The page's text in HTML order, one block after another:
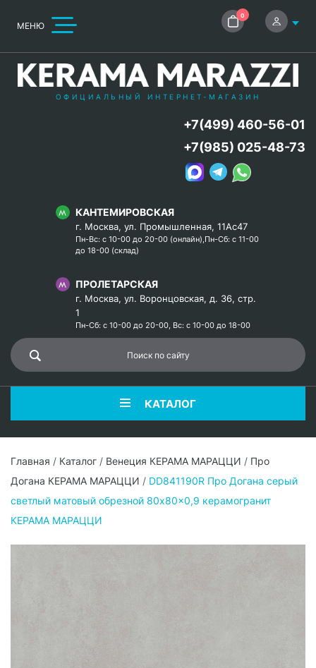
МЕНЮ
0
ОФИЦИАЛЬНЫЙ ИНТЕРНЕТ-МАГАЗИН
КАНТЕМИРОВСКАЯ
г. Москва, ул. Промышленная, 11Ас47
Пн-Вс: с 10-00 до 20-00 (онлайн),Пн-Сб: с 11-00
до 18-00 (склад)
ПРОЛЕТАРСКАЯ
г. Москва, ул. Воронцовская, д. 36, стр.
1
Пн-Сб: с 10-00 до 20-00, Вс: с 10-00 до 18-00
+7(499) 460-56-01
+7(985) 025-48-73
КАТАЛОГ
Главная / Каталог / Венеция КЕРАМА МАРАЦЦИ / Про
Догана КЕРАМА МАРАЦЦИ / DD841190R Про Догана серый
светлый матовый обрезной 80x80x0,9 керамогранит
КЕРАМА МАРАЦЦИ